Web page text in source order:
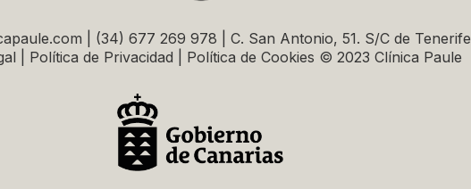
| (34) 677 269 978 | C. San Antonio, 51. S/C de Tenerife
| Política de Privacidad | Política de Cookies © 2023 Clínica Paule